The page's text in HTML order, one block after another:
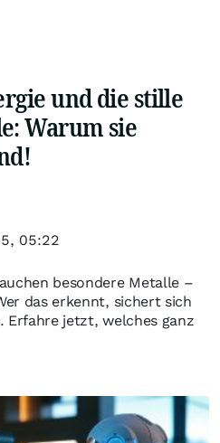
und die stille
Warum sie
besondere Metalle –
das erkennt, sichert sich
Erfahre jetzt, welches ganz
05:22